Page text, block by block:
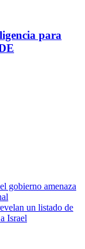
para
gobierno amenaza
un listado de
Israel